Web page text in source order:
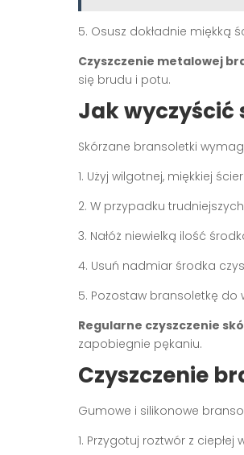
5. Osusz dokładnie miękką
Czyszczenie metalowej
się brudu i potu.
Jak wyczyścić
Skórzane bransoletki
1. Użyj wilgotnej, miękkiej
2. W przypadku
3. Nałóż niewielką ilość
4. Usuń nadmiar środka
5. Pozostaw bransoletkę do
Regularne czyszczenie
zapobiegnie pękaniu.
Czyszczenie
Gumowe i silikonowe
1. Przygotuj roztwór z